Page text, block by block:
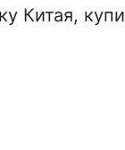
Китая,